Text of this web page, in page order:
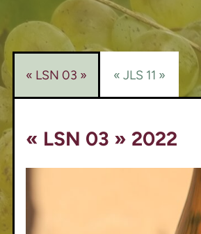
« LSN 03 » « JLS 11 »
« LSN 03 » 2022